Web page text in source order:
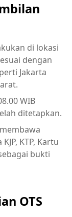
di lokasi
dengan
Jakarta
WIB
ditetapkan.
KTP, Kartu
bukti
OTS